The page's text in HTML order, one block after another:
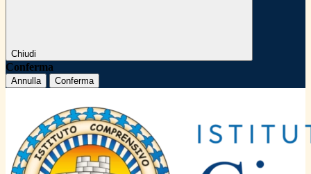
Chiudi
Conferma
Annulla Conferma